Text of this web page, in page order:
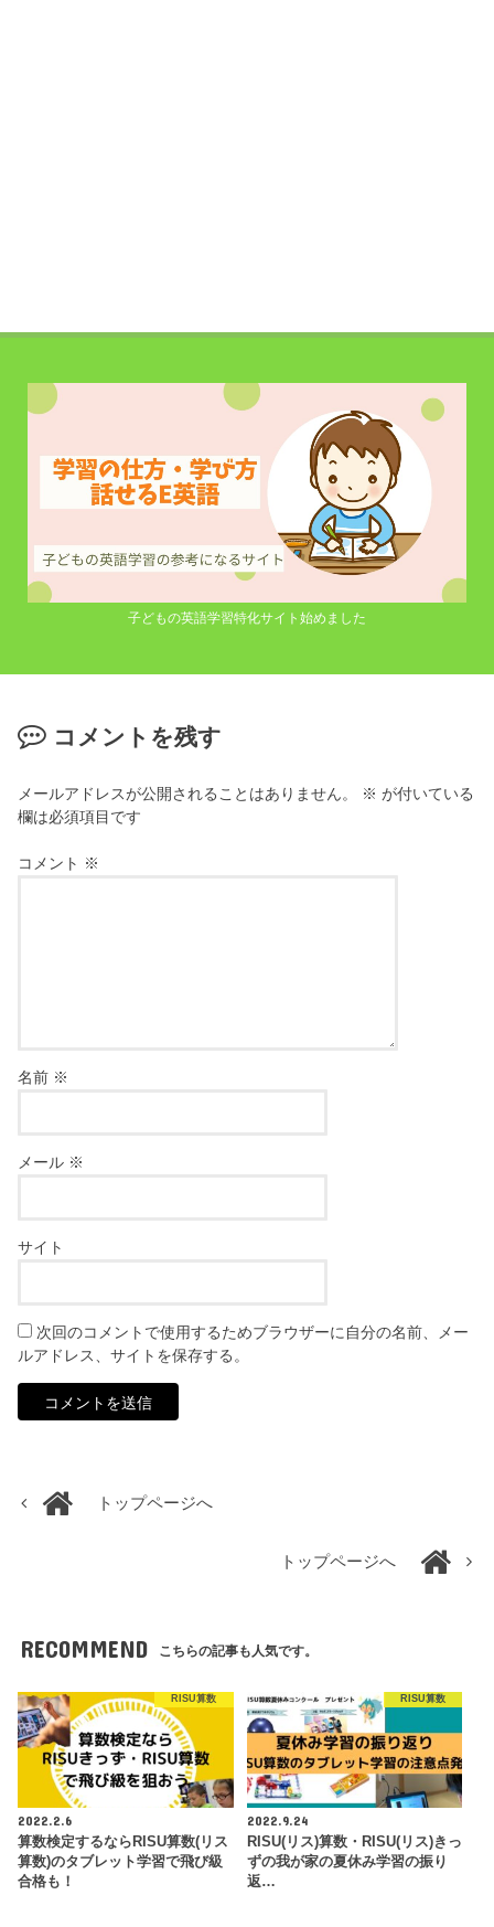
子どもの英語学習特化サイト始めました
コメントを残す
メールアドレスが公開されることはありません。 ※ が付いている
欄は必須項目です
コメント ※
名前 ※
メール ※
サイト
次回のコメントで使用するためブラウザーに自分の名前、メー
ルアドレス、サイトを保存する。
トップページへ
トップページへ
RECOMMEND こちらの記事も人気です。
RISU算数
2022.2.6
算数検定するならRISU算数(リス
算数)のタブレット学習で飛び級
合格も！
RISU算数
2022.9.24
RISU(リス)算数・RISU(リス)きっ
ずの我が家の夏休み学習の振り
返…